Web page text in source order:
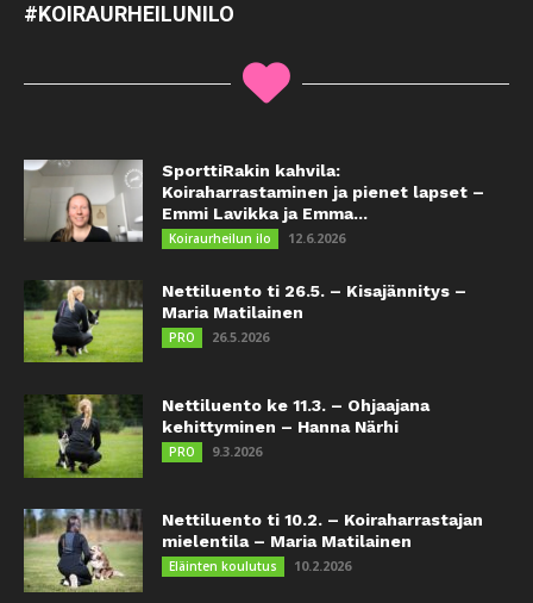
#KOIRAURHEILUNILO
SporttiRakin kahvila:
Koiraharrastaminen ja pienet lapset –
Emmi Lavikka ja Emma...
Koiraurheilun ilo 12.6.2026
Nettiluento ti 26.5. – Kisajännitys –
Maria Matilainen
PRO 26.5.2026
Nettiluento ke 11.3. – Ohjaajana
kehittyminen – Hanna Närhi
PRO 9.3.2026
Nettiluento ti 10.2. – Koiraharrastajan
mielentila – Maria Matilainen
Eläinten koulutus 10.2.2026